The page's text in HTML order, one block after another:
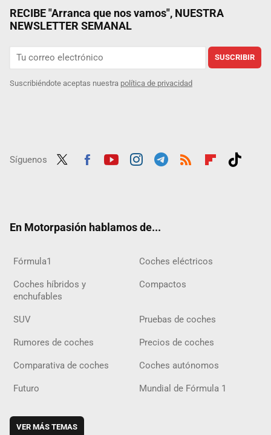
RECIBE "Arranca que nos vamos", NUESTRA
NEWSLETTER SEMANAL
SUSCRIBIR
Suscribiéndote aceptas nuestra política de privacidad
Síguenos
En Motorpasión hablamos de...
Fórmula1 Coches eléctricos
Coches híbridos y
enchufables
Compactos
SUV Pruebas de coches
Rumores de coches Precios de coches
Comparativa de coches Coches autónomos
Futuro Mundial de Fórmula 1
VER MÁS TEMAS